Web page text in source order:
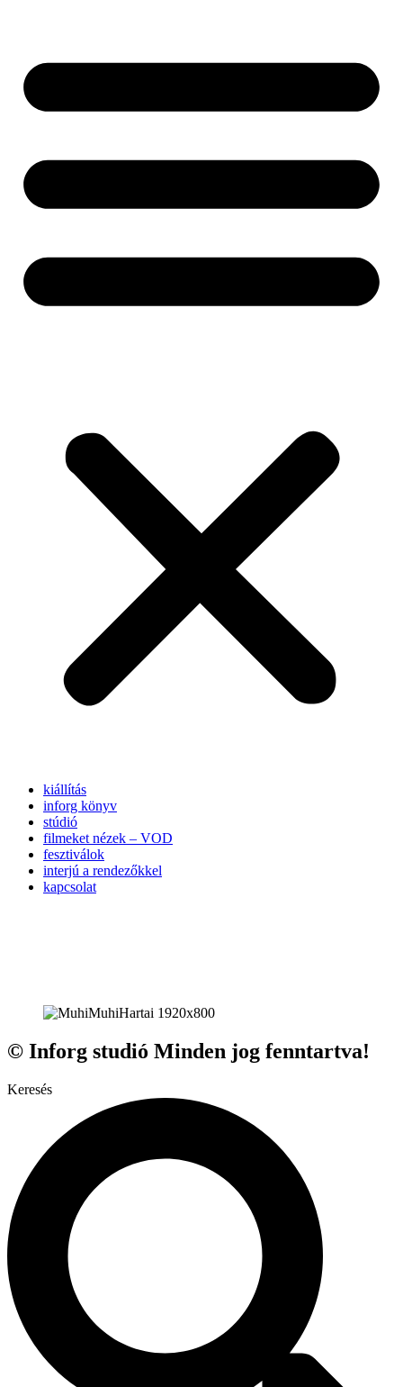
kiállítás
inforg könyv
stúdió
filmeket nézek – VOD
fesztiválok
interjú a rendezőkkel
kapcsolat
© Inforg studió Minden jog fenntartva!
Keresés